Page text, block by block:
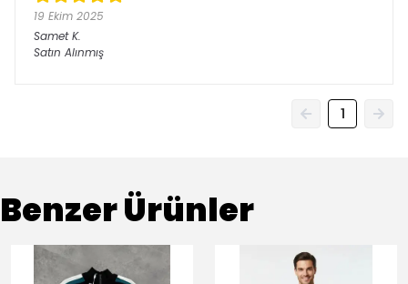
19 Ekim 2025
Samet K.
Satın Alınmış
1
Benzer Ürünler